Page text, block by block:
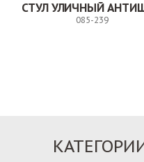
СТУЛ УЛИЧНЫЙ
085-239